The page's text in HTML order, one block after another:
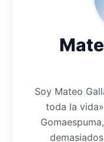
Soy Mateo
toda la